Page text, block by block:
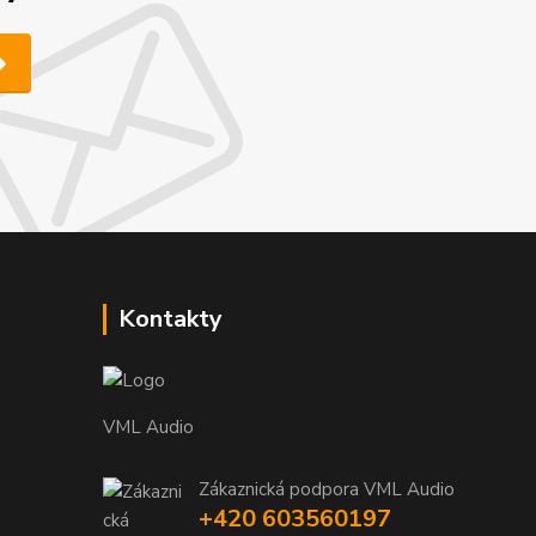
Kontakty
VML Audio
Zákaznická podpora VML Audio
+420 603560197